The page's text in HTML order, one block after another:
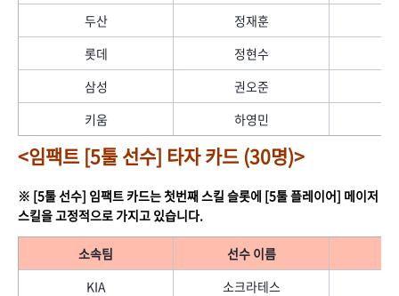
두산
정재훈
롯데
정현수
삼성
권오준
키움
하영민
<임팩트 [5툴 선수] 타자 카드 (30명)>
※ [5툴 선수] 임팩트 카드는 첫번째 스킬 슬롯에 [5툴 플레이어] 메이저
스킬을 고정적으로 가지고 있습니다.
소속팀 선수 이름
KIA
소크라테스